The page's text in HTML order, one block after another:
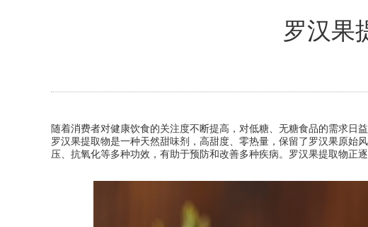
罗汉果
随着消费者对健康饮食的关注度不断提高，对低糖、无糖食品的需求日益
罗汉果提取物是一种天然甜味剂，高甜度、零热量，保留了罗汉果原始
压、抗氧化等多种功效，有助于预防和改善多种疾病。罗汉果提取物正